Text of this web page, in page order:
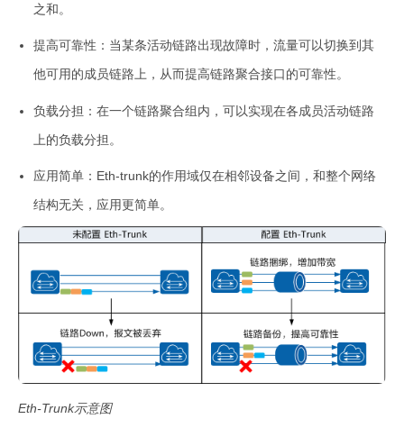
之和。
提高可靠性：当某条活动链路出现故障时，流量可以切换到其
他可用的成员链路上，从而提高链路聚合接口的可靠性。
负载分担：在一个链路聚合组内，可以实现在各成员活动链路
上的负载分担。
应用简单：Eth-trunk的作用域仅在相邻设备之间，和整个网络
结构无关，应用更简单。
Eth-Trunk示意图